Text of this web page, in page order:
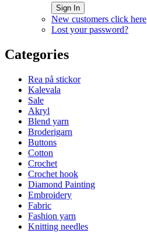
Sign In
New customers click here
Lost your password?
Categories
Rea på stickor
Kalevala
Sale
Akryl
Blend yarn
Broderigarn
Buttons
Cotton
Crochet
Crochet hook
Diamond Painting
Embroidery
Fabric
Fashion yarn
Knitting needles